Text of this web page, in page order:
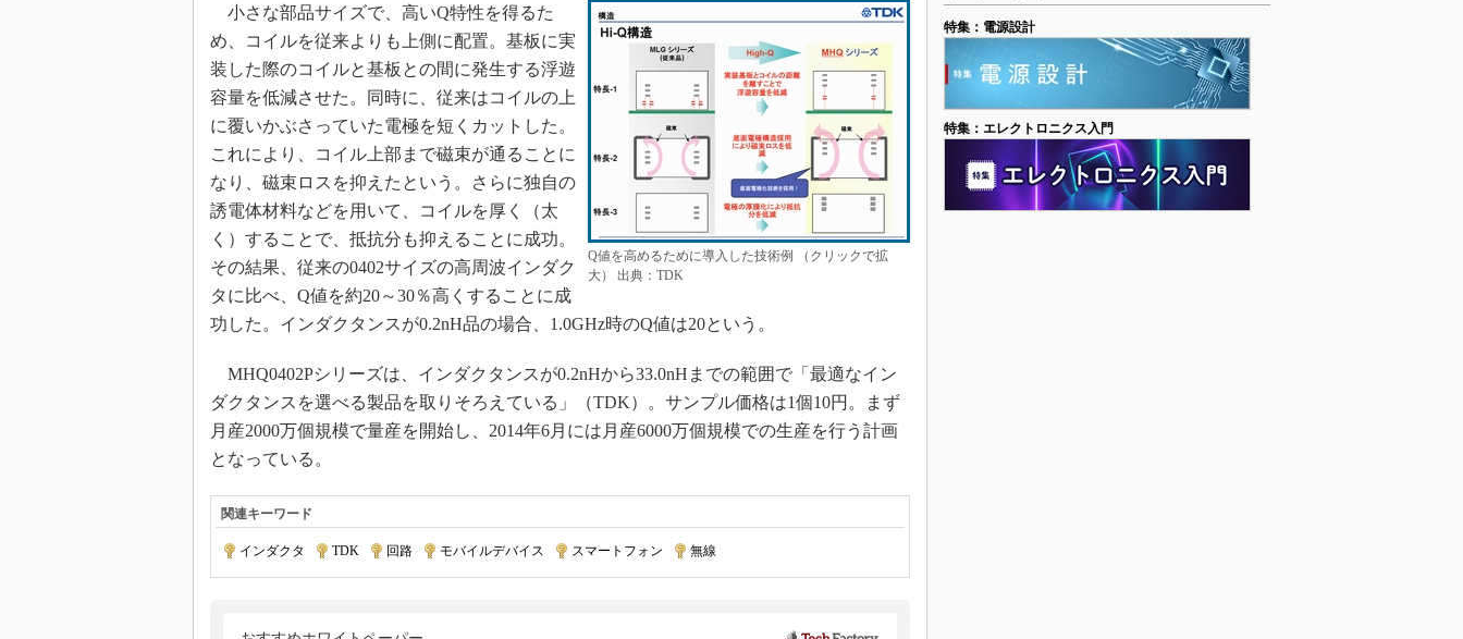
Q値を高めるために導入した技術例 （クリックで拡
大） 出典：TDK
小さな部品サイズで、高いQ特性を得るた
め、コイルを従来よりも上側に配置。基板に実
装した際のコイルと基板との間に発生する浮遊
容量を低減させた。同時に、従来はコイルの上
に覆いかぶさっていた電極を短くカットした。
これにより、コイル上部まで磁束が通ることに
なり、磁束ロスを抑えたという。さらに独自の
誘電体材料などを用いて、コイルを厚く（太
く）することで、抵抗分も抑えることに成功。
その結果、従来の0402サイズの高周波インダク
タに比べ、Q値を約20～30％高くすることに成
功した。インダクタンスが0.2nH品の場合、1.0GHz時のQ値は20という。
MHQ0402Pシリーズは、インダクタンスが0.2nHから33.0nHまでの範囲で「最適なイン
ダクタンスを選べる製品を取りそろえている」（TDK）。サンプル価格は1個10円。まず
月産2000万個規模で量産を開始し、2014年6月には月産6000万個規模での生産を行う計画
となっている。
関連キーワード
インダクタ TDK 回路 モバイルデバイス スマートフォン 無線
特集：電源設計
特集：エレクトロニクス入門